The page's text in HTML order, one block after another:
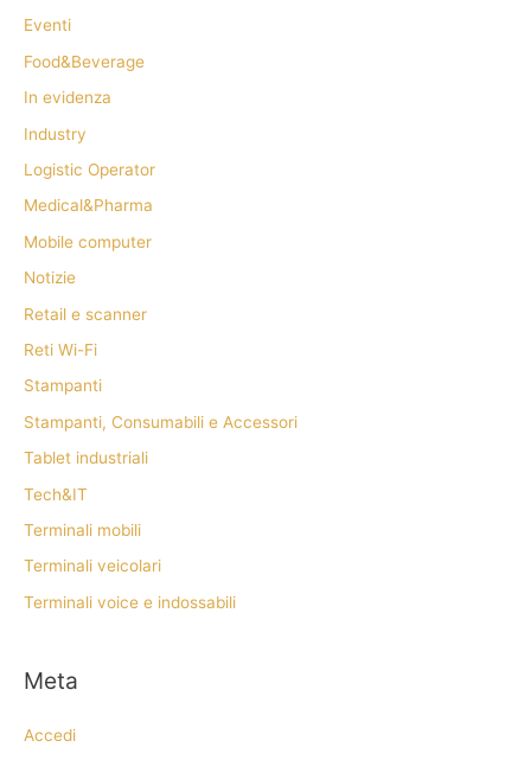
Eventi
Food&Beverage
In evidenza
Industry
Logistic Operator
Medical&Pharma
Mobile computer
Notizie
Retail e scanner
Reti Wi-Fi
Stampanti
Stampanti, Consumabili e Accessori
Tablet industriali
Tech&IT
Terminali mobili
Terminali veicolari
Terminali voice e indossabili
Meta
Accedi